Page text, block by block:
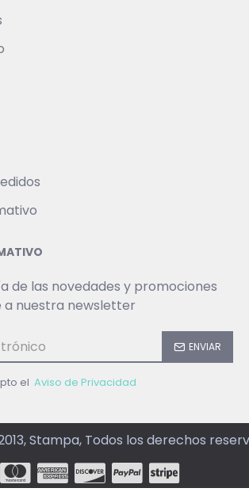
de las novedades y promociones
a nuestra newsletter
ENVIAR
el Aviso de Privacidad
Stampa, Todos los derechos